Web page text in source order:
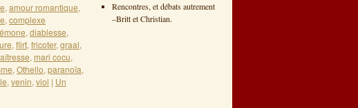
, amour romantique,
, complexe
, diablesse,
, flirt, fricoter, graal,
, mari cocu,
, Othello, paranoïa,
, venin, viol | Un
Rencontres, et débats autrement
–Britt et Christian.